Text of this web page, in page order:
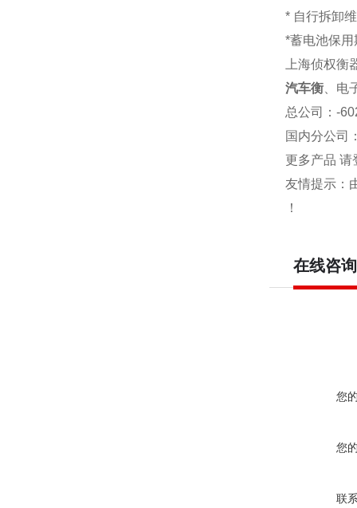
* 自行拆卸
*蓄电池保用
上海侦权
汽车衡 、
总公司
：-
国内分公司
更多产品 请
友情提示：
！
在线咨询
您
您
联